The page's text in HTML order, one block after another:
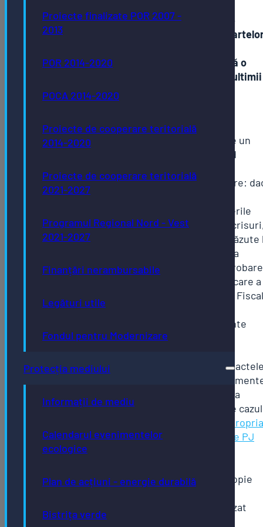
Proiecte finalizate POR 2007 -
2013
POR 2014-2020
POCA 2014-2020
Proiecte de cooperare teritorială
2014-2020
Proiecte de cooperare teritorială
2021-2027
Programul Regional Nord - Vest
2021-2027
Finanțări nerambursabile
Legături utile
Fondul pentru Modernizare
Protecția mediului
Informații de mediu
Calendarul evenimentelor
ecologice
Plan de acțiuni - energie durabilă
Bistrița verde
Înregistrarea clădirilor în evidentele
fiscale, ca urmare a depunerii
nerezidențiale pentru care nu există o
valoare de achiziție/construcție în
ani) – persoanelor juridice
Raport de evaluare: întocmit de un
evaluator autorizat, respectând
Declarație pe propria răspundere:
clădirea este utilizată în scop
rezidențial, cunoscând prevederile
legii penale privind falsul în
ce va cuprinde mențiunile prevăzute
punctul 6, Titlul IX din Hotărârea
Guvernului nr. 1/2016 pentru
Normelor metodologice de aplicare a
Legii nr. 227/2015 privind Codul
cu modificările și completările
ulterioare, însoțită de documente
justificative, din care să reiasă
contractele de închiriere,
de comodat sau orice alte
relevante; cu privire la utilizarea
rezidențială a clădirii (dacă este
Declarație pe propria
raspundere – cladiri rezidentiale PJ
Împuternicire: în original sau copie
Declarație fiscală: formular tipizat
Model 2016 ITL 002